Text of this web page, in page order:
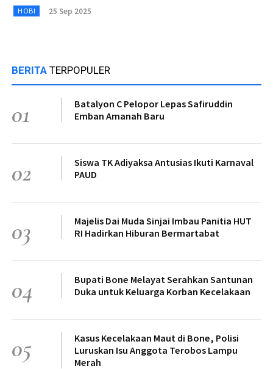
HOBI 25 Sep 2025
BERITA TERPOPULER
01
Batalyon C Pelopor Lepas Safiruddin
Emban Amanah Baru
02
Siswa TK Adiyaksa Antusias Ikuti Karnaval
PAUD
03
Majelis Dai Muda Sinjai Imbau Panitia HUT
RI Hadirkan Hiburan Bermartabat
04
Bupati Bone Melayat Serahkan Santunan
Duka untuk Keluarga Korban Kecelakaan
05
Kasus Kecelakaan Maut di Bone, Polisi
Luruskan Isu Anggota Terobos Lampu
Merah